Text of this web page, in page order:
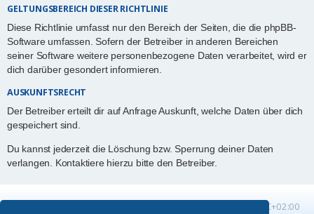
GELTUNGSBEREICH DIESER RICHTLINIE
Diese Richtlinie umfasst nur den Bereich der Seiten, die die phpBB-
Software umfassen. Sofern der Betreiber in anderen Bereichen
seiner Software weitere personenbezogene Daten verarbeitet, wird er
dich darüber gesondert informieren.
AUSKUNFTSRECHT
Der Betreiber erteilt dir auf Anfrage Auskunft, welche Daten über dich
gespeichert sind.
Du kannst jederzeit die Löschung bzw. Sperrung deiner Daten
verlangen. Kontaktiere hierzu bitte den Betreiber.
UTC+02:00